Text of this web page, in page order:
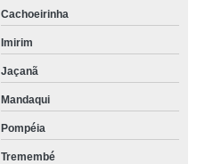
Cachoeirinha
Imirim
Jaçanã
Mandaqui
Pompéia
Tremembé